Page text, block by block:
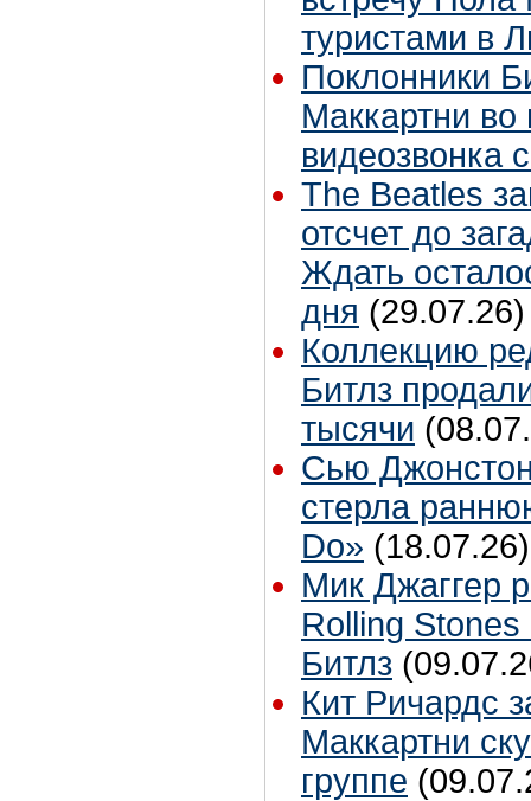
туристами в
Поклонники
Маккартни во
видеозвонка
The Beatles
отсчет до
Ждать
дня (29.07.26)
Коллекцию
Битлз
тысячи
Сью
стерла
Do» (18.07.26)
Мик Джаггер
Rolling Stones
Битлз
Кит Ричардс
Маккартни
группе